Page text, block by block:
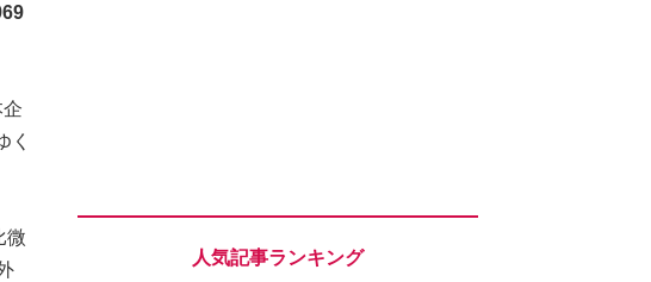
く
微